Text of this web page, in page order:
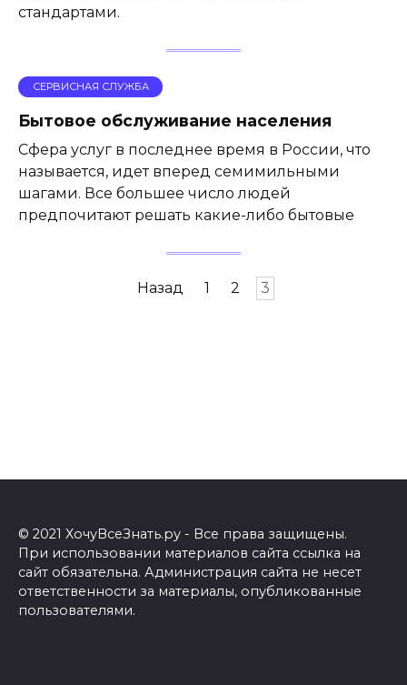
стандартами.
СЕРВИСНАЯ СЛУЖБА
Бытовое обслуживание населения
Сфера услуг в последнее время в России, что
называется, идет вперед семимильными
шагами. Все большее число людей
предпочитают решать какие-либо бытовые
Назад 1 2 3
© 2021 ХочуВсеЗнать.ру - Все права защищены.
При использовании материалов сайта ссылка на
сайт обязательна. Администрация сайта не несет
ответственности за материалы, опубликованные
пользователями.